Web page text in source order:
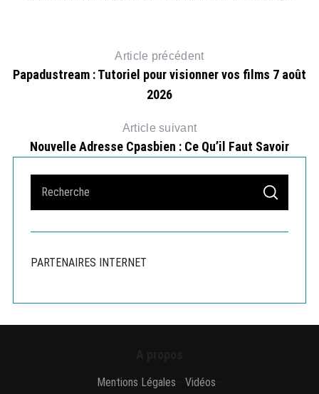
Article précédent
Papadustream : Tutoriel pour visionner vos films 7 août
2026
Article suivant
Nouvelle Adresse Cpasbien : Ce Qu’il Faut Savoir
a
r
h
:
S
A
C
PARTENAIRES INTERNET
Mentions Légales Vidéos